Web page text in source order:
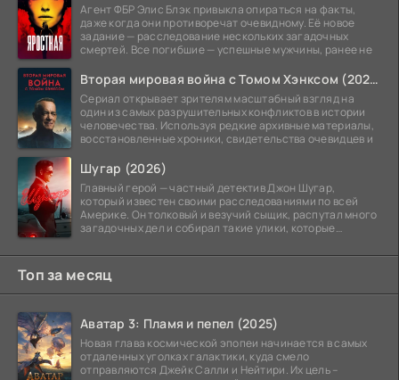
Агент ФБР Элис Блэк привыкла опираться на факты,
даже когда они противоречат очевидному. Её новое
задание — расследование нескольких загадочных
смертей. Все погибшие — успешные мужчины, ранее не
Вторая мировая война с Томом Хэнксом (2026)
Сериал открывает зрителям масштабный взгляд на
один из самых разрушительных конфликтов в истории
человечества. Используя редкие архивные материалы,
восстановленные хроники, свидетельства очевидцев и
Шугар (2026)
Главный герой — частный детектив Джон Шугар,
который известен своими расследованиями по всей
Америке. Он толковый и везучий сыщик, распутал много
загадочных дел и собирал такие улики, которые
Топ за месяц
Аватар 3: Пламя и пепел (2025)
Новая глава космической эпопеи начинается в самых
отдаленных уголках галактики, куда смело
отправляются Джейк Салли и Нейтири. Их цель –